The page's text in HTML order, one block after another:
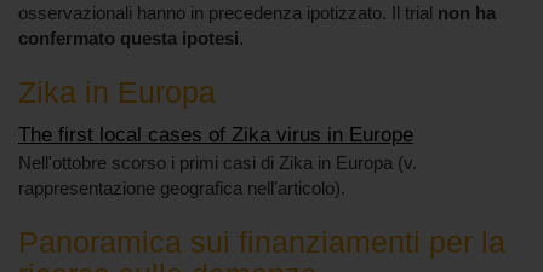
osservazionali hanno in precedenza ipotizzato. Il trial non ha
confermato questa ipotesi.
Zika in Europa
The first local cases of Zika virus in Europe
Nell'ottobre scorso i primi casi di Zika in Europa (v.
rappresentazione geografica nell'articolo).
Panoramica sui finanziamenti per la